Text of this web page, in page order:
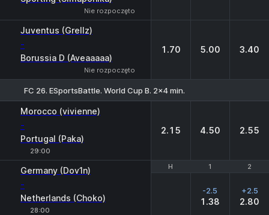
Nie rozpoczęto
Juventus (Grellz)
-
Borussia D (Aveaaaaa)
Nie rozpoczęto
1.70 5.00 3.40
FC 26. ESportsBattle. World Cup B. 2x4 min.
Morocco (vivienne)
-
Portugal (Paka)
29:00
2.15 4.50 2.55
H 1 2
Germany (Dov1n)
-
Netherlands (Choko)
28:00
H 1 2
-2.5
1.38
+2.5
2.80